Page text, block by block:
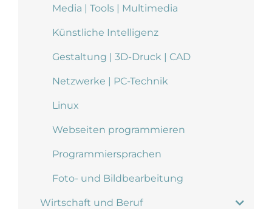
Media | Tools | Multimedia
Künstliche Intelligenz
Gestaltung | 3D-Druck | CAD
Netzwerke | PC-Technik
Linux
Webseiten programmieren
Programmiersprachen
Foto- und Bildbearbeitung
Wirtschaft und Beruf